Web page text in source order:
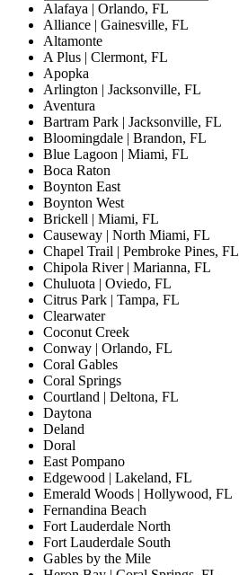
Alafaya | Orlando, FL
Alliance | Gainesville, FL
Altamonte
A Plus | Clermont, FL
Apopka
Arlington | Jacksonville, FL
Aventura
Bartram Park | Jacksonville, FL
Bloomingdale | Brandon, FL
Blue Lagoon | Miami, FL
Boca Raton
Boynton East
Boynton West
Brickell | Miami, FL
Causeway | North Miami, FL
Chapel Trail | Pembroke Pines, FL
Chipola River | Marianna, FL
Chuluota | Oviedo, FL
Citrus Park | Tampa, FL
Clearwater
Coconut Creek
Conway | Orlando, FL
Coral Gables
Coral Springs
Courtland | Deltona, FL
Daytona
Deland
Doral
East Pompano
Edgewood | Lakeland, FL
Emerald Woods | Hollywood, FL
Fernandina Beach
Fort Lauderdale North
Fort Lauderdale South
Gables by the Mile